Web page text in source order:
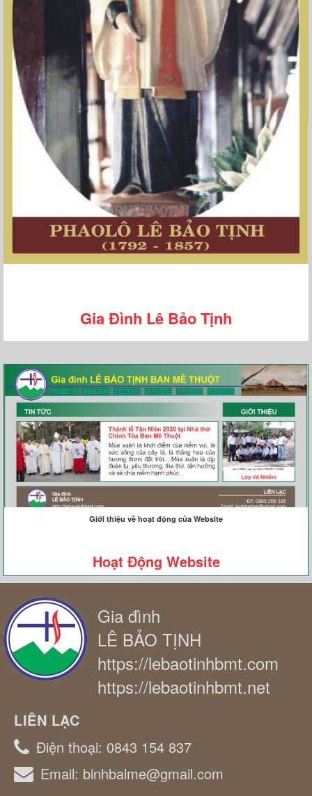
Gia Đình Lê Bảo Tịnh
Giới thiệu về hoạt động của Website
Hoạt Động Website
Gia đình
LÊ BẢO TỊNH
https://lebaotinhbmt.com
https://lebaotinhbmt.net
LIÊN LẠC
Điện thoại: 0843 154 837
Email: binhbalme@gmail.com